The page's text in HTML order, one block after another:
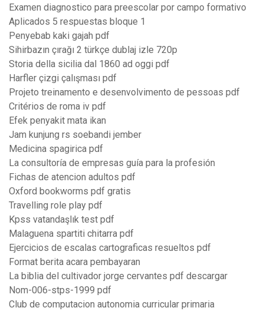
Examen diagnostico para preescolar por campo formativo
Aplicados 5 respuestas bloque 1
Penyebab kaki gajah pdf
Sihirbazın çırağı 2 türkçe dublaj izle 720p
Storia della sicilia dal 1860 ad oggi pdf
Harfler çizgi çalışması pdf
Projeto treinamento e desenvolvimento de pessoas pdf
Critérios de roma iv pdf
Efek penyakit mata ikan
Jam kunjung rs soebandi jember
Medicina spagirica pdf
La consultoría de empresas guía para la profesión
Fichas de atencion adultos pdf
Oxford bookworms pdf gratis
Travelling role play pdf
Kpss vatandaşlık test pdf
Malaguena spartiti chitarra pdf
Ejercicios de escalas cartograficas resueltos pdf
Format berita acara pembayaran
La biblia del cultivador jorge cervantes pdf descargar
Nom-006-stps-1999 pdf
Club de computacion autonomia curricular primaria